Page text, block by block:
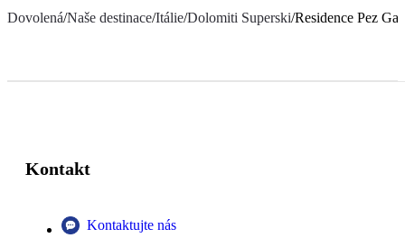
Dovolená/Naše destinace/Itálie/Dolomiti Superski/Residence Pez
Kontakt
Kontaktujte nás